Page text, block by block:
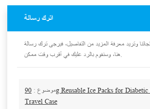
اترك رسالة
وتريد معرفة المزيد من التفاصيل، فيرجى ترك رسالة
موضوع : 90g Reusable Ice Packs for Diabetic Insulin Cooler
Travel Case